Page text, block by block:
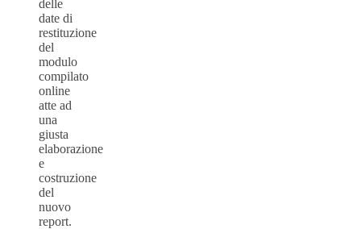
delle
date di
restituzione
del
modulo
compilato
online
atte ad
una
giusta
elaborazione
e
costruzione
del
nuovo
report.